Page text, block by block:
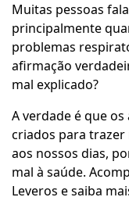
Muitas pessoas
principalmente
problemas
afirmação
mal explicado?
A verdade é que
criados para
aos nossos dias,
mal à saúde.
Leveros e saiba